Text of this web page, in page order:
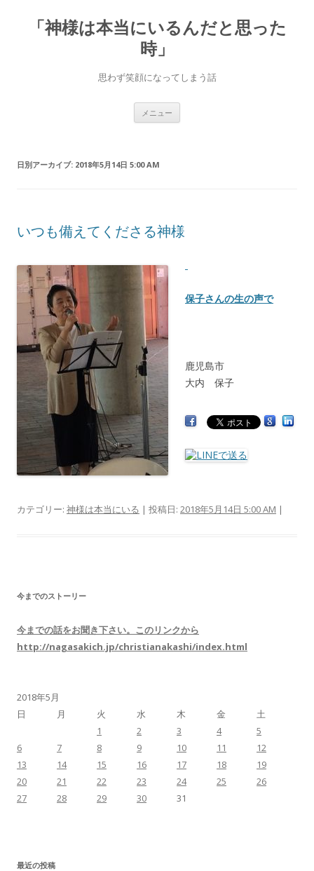
「神様は本当にいるんだと思った
時」
思わず笑顔になってしまう話
メニュー
日別アーカイブ: 2018年5月14日 5:00 AM
いつも備えてくださる神様
保子さんの生の声で
鹿児島市
大内 保子
カテゴリー: 神様は本当にいる | 投稿日: 2018年5月14日 5:00 AM |
今までのストーリー
今までの話をお聞き下さい。このリンクから
http://nagasakich.jp/christianakashi/index.html
2018年5月
日
月 火 水 木 金
土
1
2 3 4
5
6
7 8 9 10 11
12
13
14 15 16 17 18
19
20
21 22 23 24 25
26
27
28 29 30 31
最近の投稿